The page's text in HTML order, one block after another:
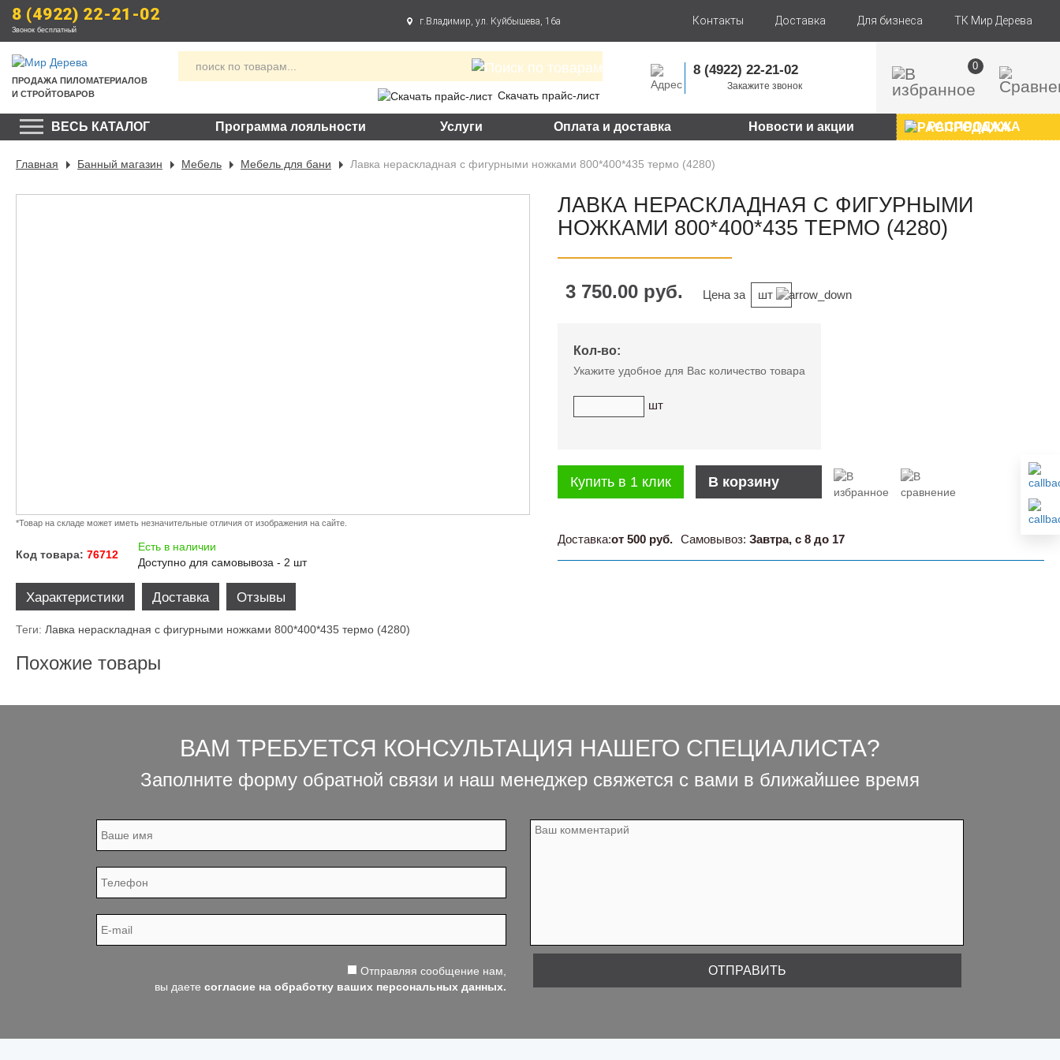
8 (4922) 22-21-02
Звонок бесплатный
г.Владимир, ул. Куйбышева, 16а Контакты Доставка Для бизнеса ТК Мир Дерева
ПРОДАЖА ПИЛОМАТЕРИАЛОВ
И СТРОЙТОВАРОВ
Скачать прайс-лист
8 (4922) 22-21-02
Закажите звонок
0
ВЕСЬ КАТАЛОГ Программа лояльности Услуги Оплата и доставка Новости и акции РАСПРОДАЖА
Главная Банный магазин Мебель Мебель для бани Лавка нераскладная с фигурными ножками 800*400*435 термо (4280)
*Товар на складе может иметь незначительные отличия от изображения на сайте.
Код товара: 76712
Есть в наличии
Доступно для самовывоза - 2 шт
ЛАВКА НЕРАСКЛАДНАЯ С ФИГУРНЫМИ
НОЖКАМИ 800*400*435 ТЕРМО (4280)
3 750.00 руб. Цена за шт
Кол-во:
Укажите удобное для Вас количество товара
шт
В корзину
Купить в 1 клик
Доставка:от 500 руб. Самовывоз: Завтра, с 8 до 17
Характеристики Доставка Отзывы
Теги: Лавка нераскладная с фигурными ножками 800*400*435 термо (4280)
Похожие товары
ВАМ ТРЕБУЕТСЯ КОНСУЛЬТАЦИЯ НАШЕГО СПЕЦИАЛИСТА?
Заполните форму обратной связи и наш менеджер свяжется с вами в ближайшее время
Отправляя сообщение нам,
вы даете согласие на обработку ваших персональных данных.
ОТПРАВИТЬ